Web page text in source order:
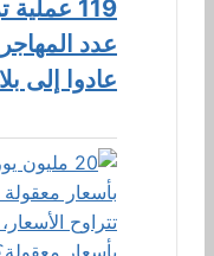
119
عدد
عادوا إلى